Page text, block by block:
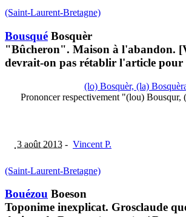
(Saint-Laurent-Bretagne)
Bousqué Bosquèr
"Bûcheron". Maison à l'abandon.
devrait-on pas rétablir l'article
(lo) Bosquèr, (la)
Prononcer respectivement "(lou) Bousqur,
3 août 2013 - Vincent P.
(Saint-Laurent-Bretagne)
Bouézou Boeson
Toponime inexplicat. Grosclaude